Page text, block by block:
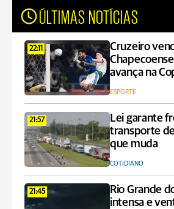
ÚLTIMAS NOTÍCIAS
22:11
Cruzeiro
avança na
ESPORTE
21:57
Lei garante
transporte
que muda
COTIDIANO
21:45
Rio Grande
intensa e